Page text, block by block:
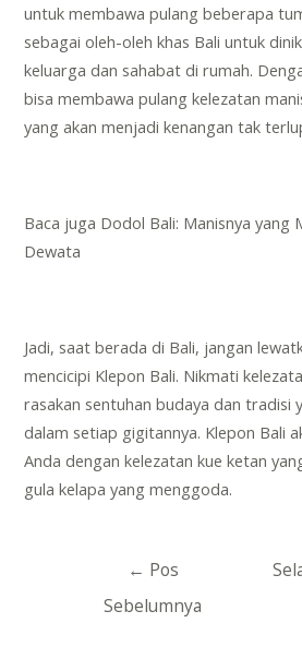
untuk membawa pulang beberapa
sebagai oleh-oleh khas Bali untuk
keluarga dan sahabat di rumah.
bisa membawa pulang kelezatan
yang akan menjadi kenangan tak
Baca juga Dodol Bali: Manisnya yang
Dewata
Jadi, saat berada di Bali, jangan
mencicipi Klepon Bali. Nikmati
rasakan sentuhan budaya dan tradisi
dalam setiap gigitannya. Klepon Bali
Anda dengan kelezatan kue ketan
gula kelapa yang menggoda.
← Pos
Sebelumnya